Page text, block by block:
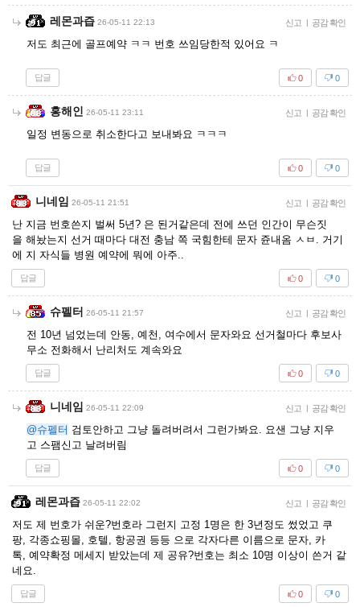
레몬과즙 26-05-11 22:13 신고 | 공감 확인
저도 최근에 골프예약 ㅋㅋ 번호 쓰임당한적 있어요 ㅋ
답글 0
0
홍해인 26-05-11 23:11 신고 | 공감 확인
일정 변동으로 취소한다고 보내봐요 ㅋㅋㅋ
답글 0
0
니네임 26-05-11 21:51 신고 | 공감 확인
난 지금 번호쓴지 벌써 5년? 은 된거같은데 전에 쓰던 인간이 무슨짓
을 해놨는지 선거 때마다 대전 충남 쪽 국힘한테 문자 쥰내옴 ㅅㅂ. 거기
에 지 자식들 병원 예약에 뭐에 아주..
답글 0
0
슈펠터 26-05-11 21:57 신고 | 공감 확인
전 10년 넘었는데 안동, 예천, 여수에서 문자와요 선거철마다 후보사
무소 전화해서 난리처도 계속와요
답글 0
0
니네임 26-05-11 22:09 신고 | 공감 확인
@슈펠터 검토안하고 그냥 돌려버려서 그런가봐요. 요샌 그냥 지우
고 스팸신고 날려버림
답글 0
0
레몬과즙 26-05-11 22:02 신고 | 공감 확인
저도 제 번호가 쉬운?번호라 그런지 고정 1명은 한 3년정도 썼었고 쿠
팡, 각종쇼핑몰, 호텔, 항공권 등등 으로 각자다른 이름으로 문자, 카
톡, 예약확정 메세지 받았는데 제 공유?번호는 최소 10명 이상이 쓴거 같
네요.
답글 0
0